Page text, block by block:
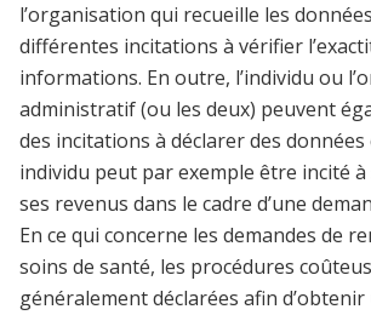
l’organisation qui recueille les
différentes incitations à vérifier
informations. En outre, l’individu ou
administratif (ou les deux) peuvent
des incitations à déclarer des
individu peut par exemple être incité
ses revenus dans le cadre d’une
En ce qui concerne les demandes de
soins de santé, les procédures
généralement déclarées afin d’obtenir